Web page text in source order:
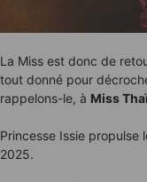
La Miss est donc de
tout donné pour
rappelons-le, à Miss
Princesse Issie propulse
2025.